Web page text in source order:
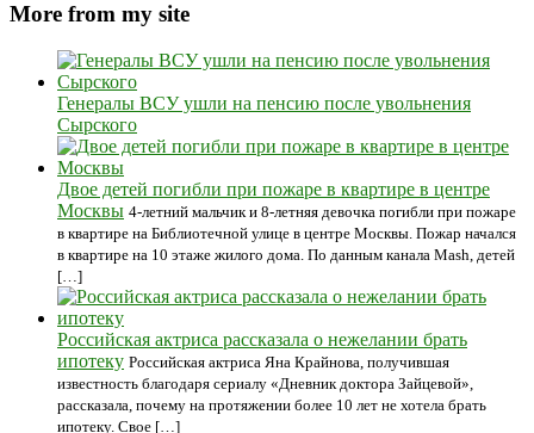
More from my site
Генералы ВСУ ушли на пенсию после увольнения
Сырского
Двое детей погибли при пожаре в квартире в центре
Москвы 4-летний мальчик и 8-летняя девочка погибли при пожаре
в квартире на Библиотечной улице в центре Москвы. Пожар начался
в квартире на 10 этаже жилого дома. По данным канала Mash, детей
[…]
Российская актриса рассказала о нежелании брать
ипотеку Российская актриса Яна Крайнова, получившая
известность благодаря сериалу «Дневник доктора Зайцевой»,
рассказала, почему на протяжении более 10 лет не хотела брать
ипотеку. Свое […]